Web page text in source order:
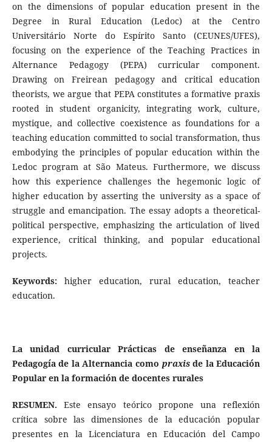
on the dimensions of popular education present in the
Degree in Rural Education (Ledoc) at the Centro
Universitário Norte do Espírito Santo (CEUNES/UFES),
focusing on the experience of the Teaching Practices in
Alternance Pedagogy (PEPA) curricular component.
Drawing on Freirean pedagogy and critical education
theorists, we argue that PEPA constitutes a formative praxis
rooted in student organicity, integrating work, culture,
mystique, and collective coexistence as foundations for a
teaching education committed to social transformation, thus
embodying the principles of popular education within the
Ledoc program at São Mateus. Furthermore, we discuss
how this experience challenges the hegemonic logic of
higher education by asserting the university as a space of
struggle and emancipation. The essay adopts a theoretical-
political perspective, emphasizing the articulation of lived
experience, critical thinking, and popular educational
projects.
Keywords:higher education, rural education, teacher
education.
La unidad curricular Prácticas de enseñanza en la
Pedagogía de la Alternancia como praxisde la Educación
Popular en la formación de docentes rurales
RESUMEN.Este ensayo teórico propone una reflexión
crítica sobre las dimensiones de la educación popular
presentes en la Licenciatura en Educación del Campo